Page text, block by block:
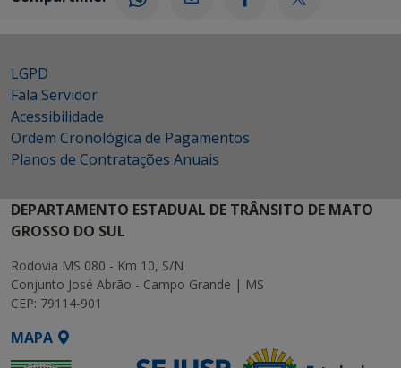
LGPD
Fala Servidor
Acessibilidade
Ordem Cronológica de Pagamentos
Planos de Contratações Anuais
DEPARTAMENTO ESTADUAL DE TRÂNSITO DE MATO
GROSSO DO SUL
Rodovia MS 080 - Km 10, S/N
Conjunto José Abrão - Campo Grande | MS
CEP: 79114-901
MAPA